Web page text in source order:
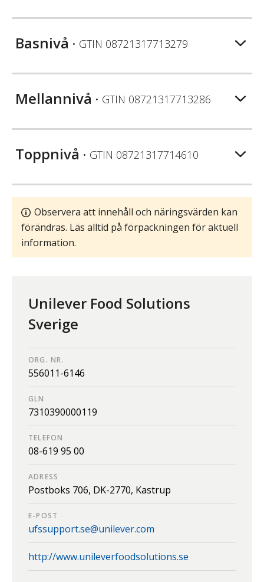
Basnivå • GTIN 08721317713279
Mellannivå • GTIN 08721317713286
Toppnivå • GTIN 08721317714610
Observera att innehåll och näringsvärden kan
förändras. Läs alltid på förpackningen för aktuell
information.
Unilever Food Solutions
Sverige
ORG. NR.
556011-6146
GLN
7310390000119
TELEFON
08-619 95 00
ADRESS
Postboks 706, DK-2770, Kastrup
E-POST
ufssupport.se@unilever.com
http://www.unileverfoodsolutions.se